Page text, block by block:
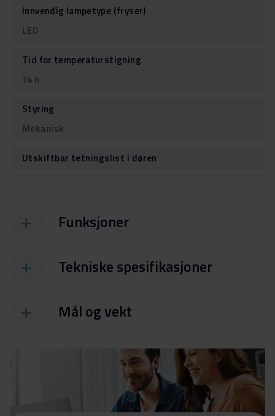
Innvendig lampetype (fryser)
LED
Tid for temperaturstigning
14 h
Styring
Mekanisk
Utskiftbar tetningslist i døren
Funksjoner
Tekniske spesifikasjoner
Mål og vekt